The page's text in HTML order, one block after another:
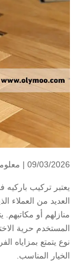
09/03/2026 |
يعتبر تركيب
العديد من العملاء
منازلهم أو مكاتبهم.
المستخدم حرية
نوع يتمتع بمزاياه
الخيار المناسب.